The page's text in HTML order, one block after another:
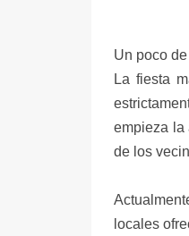
Un poco
La fiesta
empieza la
de los
locales